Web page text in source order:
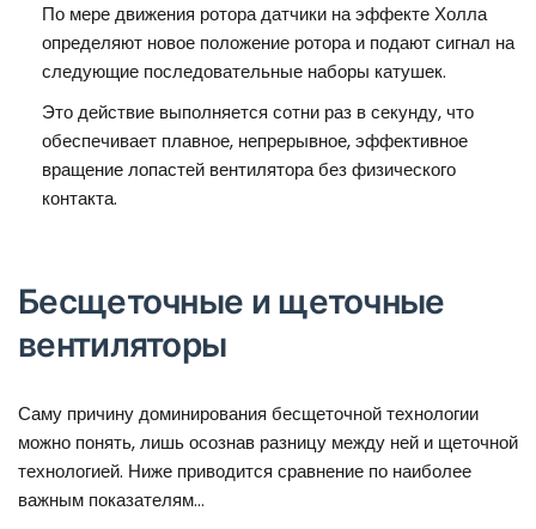
По мере движения ротора датчики на эффекте Холла
определяют новое положение ротора и подают сигнал на
следующие последовательные наборы катушек.
Это действие выполняется сотни раз в секунду, что
обеспечивает плавное, непрерывное, эффективное
вращение лопастей вентилятора без физического
контакта.
Бесщеточные и щеточные
вентиляторы
Саму причину доминирования бесщеточной технологии
можно понять, лишь осознав разницу между ней и щеточной
технологией. Ниже приводится сравнение по наиболее
важным показателям...